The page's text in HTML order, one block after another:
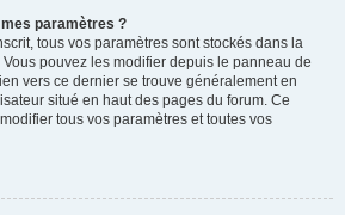
paramètres ?
tous vos paramètres sont stockés dans la
pouvez les modifier depuis le panneau de
vers ce dernier se trouve généralement en
situé en haut des pages du forum. Ce
tous vos paramètres et toutes vos